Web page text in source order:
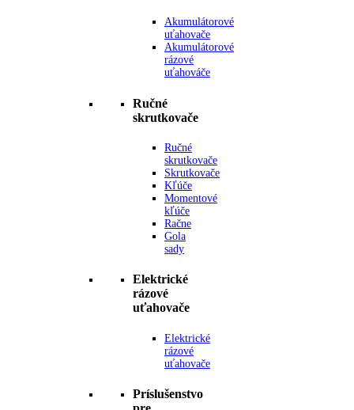
Akumulátorové
uťahovače
Akumulátorové
rázové
uťahováče
Ručné
skrutkovače
Ručné
skrutkovače
Skrutkovače
Kľúče
Momentové
kľúče
Račne
Gola
sady
Elektrické
rázové
uťahovače
Elektrické
rázové
uťahovače
Príslušenstvo